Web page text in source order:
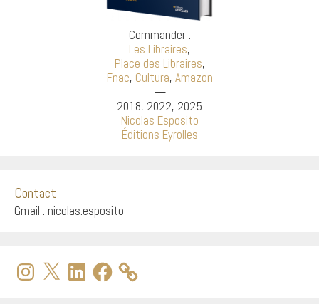
Commander :
Les Libraires,
Place des Libraires,
Fnac, Cultura, Amazon
—
2018, 2022, 2025
Nicolas Esposito
Éditions Eyrolles
Contact
Gmail : nicolas.esposito
Instagram
X LinkedInFacebook